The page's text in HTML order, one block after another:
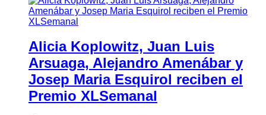
Alicia Koplowitz, Juan Luis
Arsuaga, Alejandro Amenábar y
Josep Maria Esquirol reciben el
Premio XLSemanal